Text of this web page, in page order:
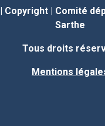
Copyright| Comité
Sarthe
Tous droits
Mentions